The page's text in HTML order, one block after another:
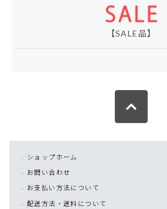
【SALE品】
ショップホーム
お問い合わせ
お支払い方法について
配送方法・送料について